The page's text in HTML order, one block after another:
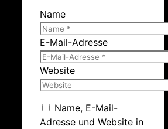
Name
E-Mail-Adresse
Website
Name, E-Mail-
Adresse und Website in